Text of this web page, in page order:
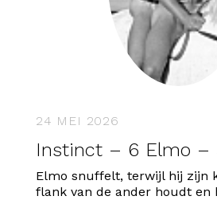
24 MEI 2026
Instinct – 6 Elmo –
Elmo snuffelt, terwijl hij zijn
flank van de ander houdt en